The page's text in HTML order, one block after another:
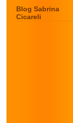
Blog Sabrina
Cicareli